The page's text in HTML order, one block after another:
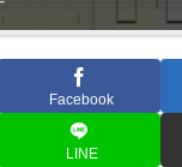
Facebook
LINE